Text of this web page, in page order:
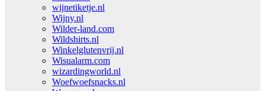
wijnetiketje.nl
Wijny.nl
Wilder-land.com
Wildshirts.nl
Winkelglutenvrij.nl
Wisualarm.com
wizardingworld.nl
Woefwoefsnacks.nl